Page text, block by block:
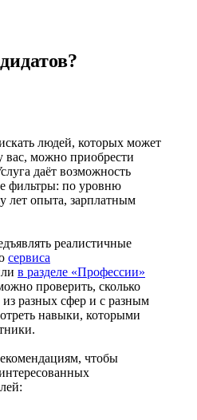
людей, которых может
вас, можно приобрести
даёт возможность
фильтры: по уровню
лет опыта, зарплатным
реалистичные
сервиса
в разделе «Профессии»
проверить, сколько
разных сфер и с разным
навыки, которыми
чтобы